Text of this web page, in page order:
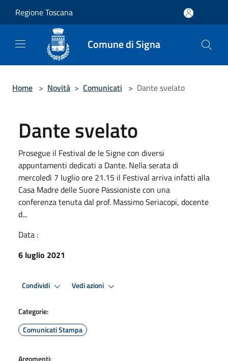
Regione Toscana
Comune di Signa
Home > Novità > Comunicati > Dante svelato
Dante svelato
Prosegue il Festival de le Signe con diversi
appuntamenti dedicati a Dante. Nella serata di
mercoledì 7 luglio ore 21.15 il Festival arriva infatti alla
Casa Madre delle Suore Passioniste con una
conferenza tenuta dal prof. Massimo Seriacopi, docente
d...
Data :
6 luglio 2021
Condividi Vedi azioni
Categorie:
Comunicati Stampa
Argomenti: